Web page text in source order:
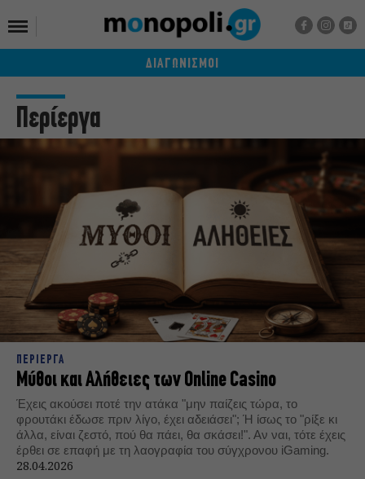
ΔΙΑΓΩΝΙΣΜΟΙ
Περίεργα
ΠΕΡΙΕΡΓΑ
Μύθοι και Αλήθειες των Online Casino
Έχεις ακούσει ποτέ την ατάκα "μην παίζεις τώρα, το
φρουτάκι έδωσε πριν λίγο, έχει αδειάσει"; Ή ίσως το "ρίξε κι
άλλα, είναι ζεστό, πού θα πάει, θα σκάσει!". Αν ναι, τότε έχεις
έρθει σε επαφή με τη λαογραφία του σύγχρονου iGaming.
28.04.2026